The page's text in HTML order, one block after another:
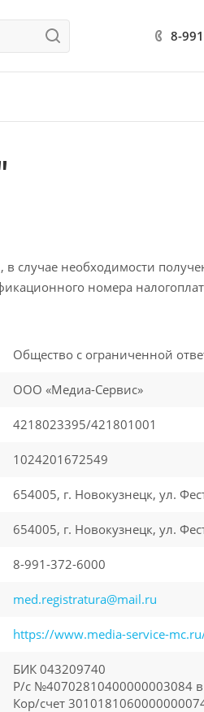
8-
случае необходимости
номера
Общество с ограниченной
ООО «Медиа-Сервис»
4218023395/421801001
1024201672549
654005, г. Новокузнецк, ул.
654005, г. Новокузнецк, ул.
8-991-372-6000
med.registratura@mail.ru
https://www.media-service-
БИК 043209740
Р/с №40702810400000003084 в
Кор/счет